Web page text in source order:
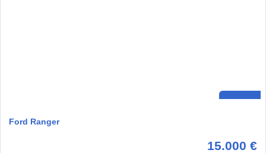
Ford Ranger
15.000 €